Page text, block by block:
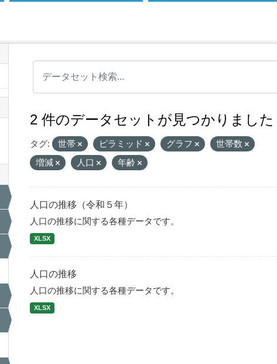
2 件のデータセットが見つかりました
タグ: 世帯 ピラミッド グラフ
世帯数
増減
人口 年齢
人口の推移（令和５年）
人口の推移に関する各種データです。
XLSX
人口の推移
人口の推移に関する各種データです。
XLSX